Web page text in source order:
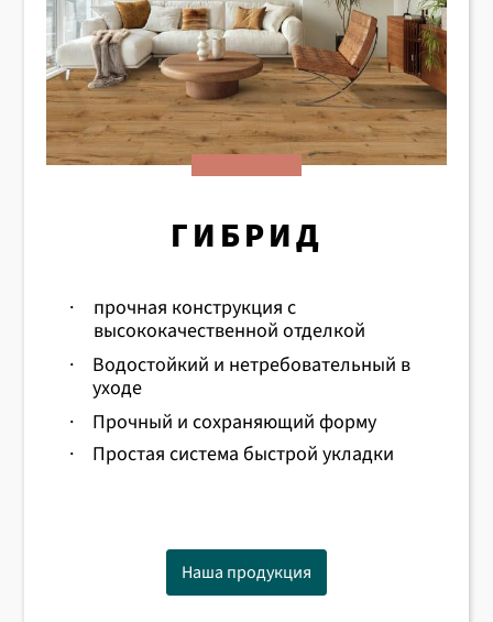
ГИБРИД
·
прочная конструкция с
высококачественной отделкой
·
Водостойкий и нетребовательный в
уходе
·
Прочный и сохраняющий форму
·
Простая система быстрой укладки
Наша продукция